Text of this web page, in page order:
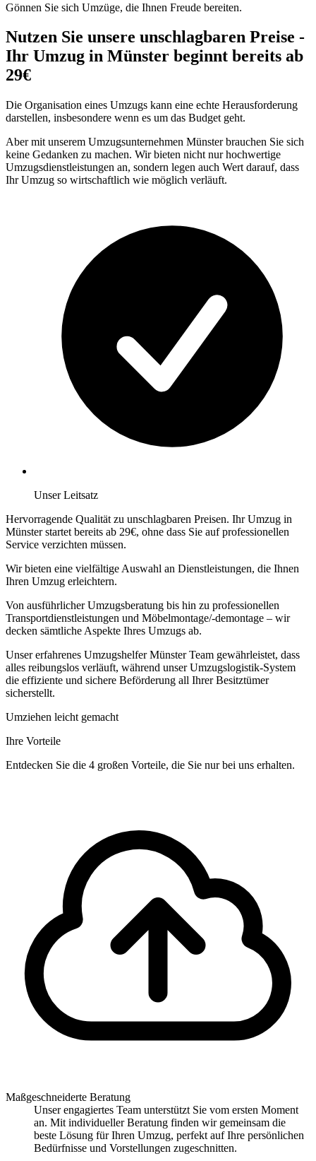
Gönnen Sie sich Umzüge, die Ihnen Freude bereiten.
Nutzen Sie unsere unschlagbaren Preise -
Ihr Umzug in Münster beginnt bereits ab
29€
Die Organisation eines Umzugs kann eine echte Herausforderung
darstellen, insbesondere wenn es um das Budget geht.
Aber mit unserem Umzugsunternehmen Münster brauchen Sie sich
keine Gedanken zu machen. Wir bieten nicht nur hochwertige
Umzugsdienstleistungen an, sondern legen auch Wert darauf, dass
Ihr Umzug so wirtschaftlich wie möglich verläuft.
Unser Leitsatz
Hervorragende Qualität zu unschlagbaren Preisen. Ihr Umzug in
Münster startet bereits ab 29€, ohne dass Sie auf professionellen
Service verzichten müssen.
Wir bieten eine vielfältige Auswahl an Dienstleistungen, die Ihnen
Ihren Umzug erleichtern.
Von ausführlicher Umzugsberatung bis hin zu professionellen
Transportdienstleistungen und Möbelmontage/-demontage – wir
decken sämtliche Aspekte Ihres Umzugs ab.
Unser erfahrenes Umzugshelfer Münster Team gewährleistet, dass
alles reibungslos verläuft, während unser Umzugslogistik-System
die effiziente und sichere Beförderung all Ihrer Besitztümer
sicherstellt.
Umziehen leicht gemacht
Ihre Vorteile
Entdecken Sie die 4 großen Vorteile, die Sie nur bei uns erhalten.
Maßgeschneiderte Beratung
Unser engagiertes Team unterstützt Sie vom ersten Moment
an. Mit individueller Beratung finden wir gemeinsam die
beste Lösung für Ihren Umzug, perfekt auf Ihre persönlichen
Bedürfnisse und Vorstellungen zugeschnitten.